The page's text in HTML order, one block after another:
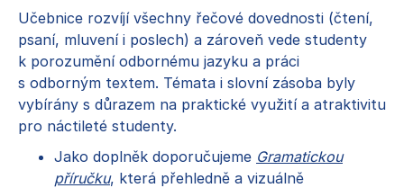
Učebnice rozvíjí všechny řečové dovednosti (čtení,
psaní, mluvení i poslech) a zároveň vede studenty
k porozumění odbornému jazyku a práci
s odborným textem. Témata i slovní zásoba byly
vybírány s důrazem na praktické využití a atraktivitu
pro náctileté studenty.
Jako doplněk doporučujeme Gramatickou
příručku, která přehledně a vizuálně